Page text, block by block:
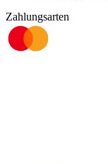
Zahlungsarten